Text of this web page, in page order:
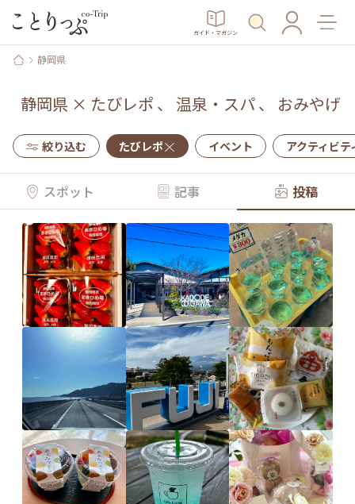
ガイド・マガジン
静岡県
静岡県 × たびレポ 、 温泉・スパ、 おみやげ
絞り込む たびレポ イベント アクティビテ
スポット 記事 投稿